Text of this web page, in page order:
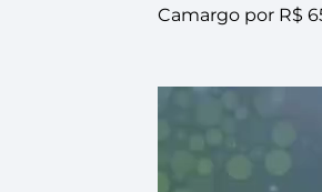
Camargo por R$